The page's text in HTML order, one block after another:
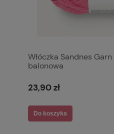
Włóczka Sandnes
balonowa
23,90 zł
Do koszyka